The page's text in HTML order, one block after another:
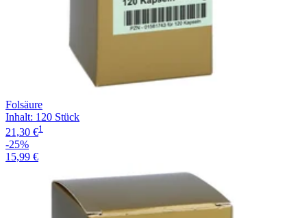
Folsäure
Inhalt: 120 Stück
21,30 €1
-25%
15,99 €